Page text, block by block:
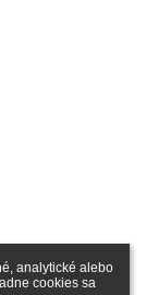
analytické alebo
cookies sa